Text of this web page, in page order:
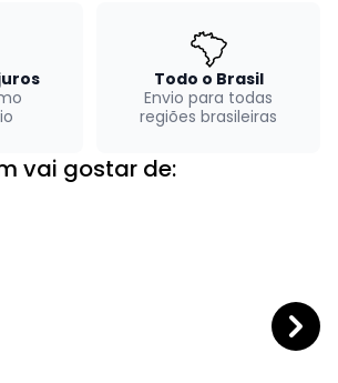
Todo o Brasil
Envio para todas
regiões brasileiras
vai gostar de: